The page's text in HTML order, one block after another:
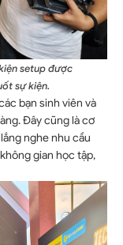
setup được
sự kiện.
bạn sinh viên và
Đây cũng là cơ
nghe nhu cầu
gian học tập,